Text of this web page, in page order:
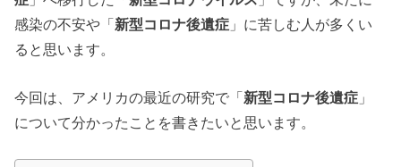
感染の不安や「新型コロナ後遺症 」に苦しむ人が多くい
ると思います。
今回は、アメリカの最近の研究で「新型コロナ後遺症 」
について分かったことを書きたいと思います。